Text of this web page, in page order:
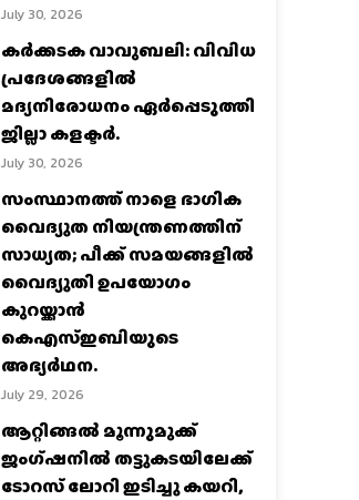
July 30, 2026
കര്‍ക്കടക വാവുബലി: വിവിധ
പ്രദേശങ്ങളില്‍
മദ്യനിരോധനം ഏര്‍പ്പെടുത്തി
ജില്ലാ കളക്ടര്‍.
July 30, 2026
സംസ്ഥാനത്ത് നാളെ ഭാഗിക
വൈദ്യുത നിയന്ത്രണത്തിന്
സാധ്യത; പീക്ക് സമയങ്ങളില്‍
വൈദ്യുതി ഉപയോഗം
കുറയ്ക്കാൻ
കെഎസ്‌ഇബിയുടെ
അഭ്യര്‍ഥന.
July 29, 2026
ആറ്റിങ്ങൽ മൂന്നുമുക്ക്
ജംഗ്ഷനിൽ തട്ടുകടയിലേക്ക്
ടോറസ് ലോറി ഇടിച്ചു കയറി,